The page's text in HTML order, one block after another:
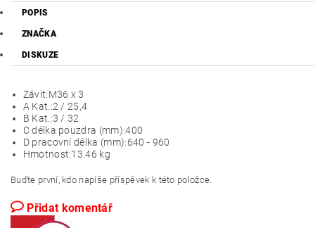
POPIS
ZNAČKA
DISKUZE
Závit:M36 x 3
A Kat.:2 / 25,4
B Kat.:3 / 32
C délka pouzdra (mm):400
D pracovní délka (mm):640 - 960
Hmotnost:13.46 kg
Buďte první, kdo napíše příspěvek k této položce.
Přidat komentář